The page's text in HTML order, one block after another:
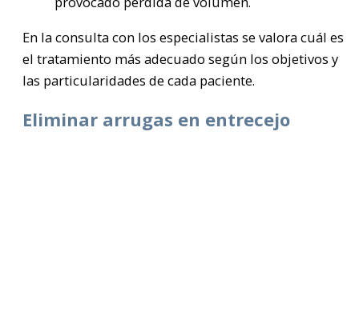
En la consulta con los especialistas se valora cuál es
el tratamiento más adecuado según los objetivos y
las particularidades de cada paciente.
Eliminar arrugas en entrecejo